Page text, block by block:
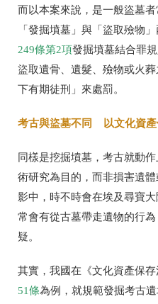
而以本案來說，是一般盜墓
「發掘墳墓」與「盜取殮物
249條第2項發掘墳墓結合罪規
盜取遺骨、遺髮、殮物或火
下有期徒刑 」來處罰。
考古與盜墓不同 以文化資產
同樣是挖掘墳墓，考古就動
術研究為目的，而非損害遺
影中，時不時會在埃及尋寶
常會有從古墓帶走遺物的行
疑。
其實，我國在《文化資產保
51條為例，就規範發掘考古